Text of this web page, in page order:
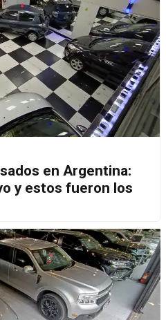
en Argentina:
y estos fueron los